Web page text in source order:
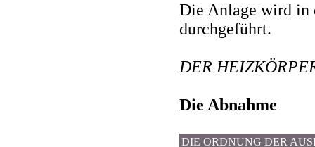
Die Anlage wird in
durchgeführt.
DER
Die Abnahme
DIE ORDNUNG DER